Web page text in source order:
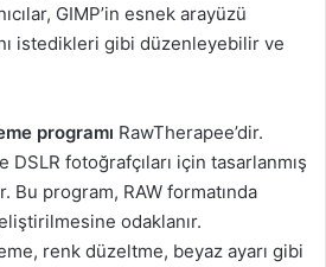
GIMP’in esnek arayüzü
istedikleri gibi düzenleyebilir ve
programı RawTherapee’dir.
fotoğrafçıları için tasarlanmış
Bu program, RAW formatında
odaklanır.
renk düzeltme, beyaz ayarı gibi